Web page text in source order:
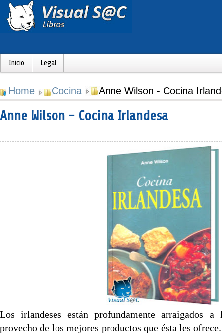
Inicio Legal
Home Cocina Anne Wilson - Cocina
Anne Wilson - Cocina Irlandesa
Los irlandeses están profundamente arraigados
provecho de los mejores productos que ésta les